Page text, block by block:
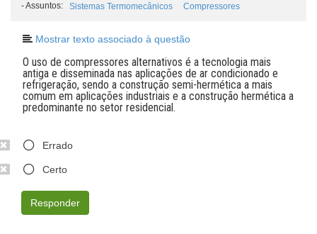
-Assuntos: Sistemas Termomecânicos Compressores
Mostrar texto associado à questão
O uso de compressores alternativos é a tecnologia mais
antiga e disseminada nas aplicações de ar condicionado e
refrigeração, sendo a construção semi-hermética a mais
comum em aplicações industriais e a construção hermética a
predominante no setor residencial.
Errado
Certo
Responder